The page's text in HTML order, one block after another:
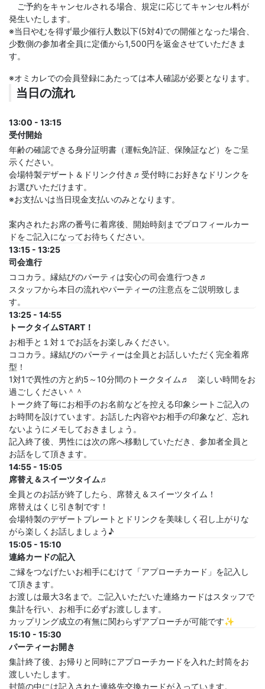
ご予約をキャンセルされる場合、規定に応じてキャンセル料が
発生いたします。
※当日やむを得ず最少催行人数以下(5対4)での開催となった場合、
少数側の参加者全員に定価から1,500円を返金させていただきま
す。
※オミカレでの会員登録にあたっては本人確認が必要となります。
当日の流れ
13:00 - 13:15
受付開始
年齢の確認できる身分証明書（運転免許証、保険証など）をご呈
示ください。
会場特製デザート＆ドリンク付き♬受付時にお好きなドリンクを
お選びいただけます。
※お支払いは当日現金支払いのみとなります。
案内されたお席の番号に着席後、開始時刻までプロフィールカー
ドをご記入になってお待ちください。
13:15 - 13:25
司会進行
ココカラ。縁結びのパーティは安心の司会進行つき♬
スタッフから本日の流れやパーティーの注意点をご説明致しま
す。
13:25 - 14:55
トークタイムSTART！
お相手と１対１でお話をお楽しみください。
ココカラ。縁結びのパーティーは全員とお話しいただく完全着席
型！
1対1で異性の方と約5～10分間のトークタイム♬ 楽しい時間をお
過ごしください＾＾
トーク終了毎にお相手のお名前などを控える印象シートご記入の
お時間を設けています。お話した内容やお相手の印象など、忘れ
ないようにメモしておきましょう。
記入終了後、男性には次の席へ移動していただき、参加者全員と
お話をして頂きます。
14:55 - 15:05
席替え＆スイーツタイム♬
全員とのお話が終了したら、席替え＆スイーツタイム！
席替えはくじ引き制です！
会場特製のデザートプレートとドリンクを美味しく召し上がりな
がら楽しくお話しましょう♪
15:05 - 15:10
連絡カードの記入
ご縁をつなげたいお相手にむけて「アプローチカード」を記入し
て頂きます。
お渡しは最大3名まで。ご記入いただいた連絡カードはスタッフで
集計を行い、お相手に必ずお渡しします。
カップリング成立の有無に関わらずアプローチが可能です✨
15:10 - 15:30
パーティーお開き
集計終了後、お帰りと同時にアプローチカードを入れた封筒をお
渡しいたします。
封筒の中には記入された連絡先交換カードが入っています。